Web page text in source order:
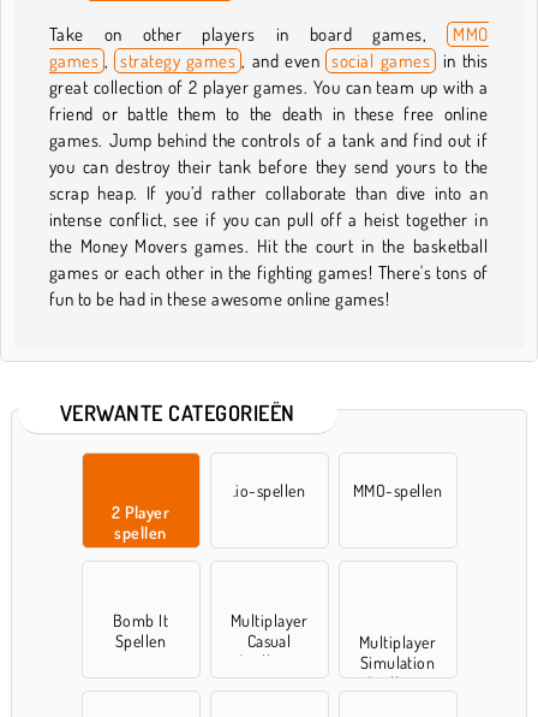
Take on other players in board games,
MMO
games , strategy games , and even social games in this
great collection of 2 player games. You can team up with a
friend or battle them to the death in these free online
games. Jump behind the controls of a tank and find out if
you can destroy their tank before they send yours to the
scrap heap. If you’d rather collaborate than dive into an
intense conflict, see if you can pull off a heist together in
the Money Movers games. Hit the court in the basketball
games or each other in the fighting games! There's tons of
fun to be had in these awesome online games!
VERWANTE CATEGORIEËN
2 Player
spellen
.io-spellen MMO-spellen
Bomb It
Spellen
Multiplayer
Casual
Spelletjes
Multiplayer
Simulation
Spelletjes